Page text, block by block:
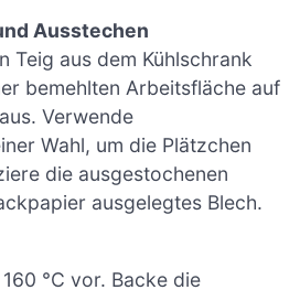
Ausstechen
Teig aus dem Kühlschrank
bemehlten Arbeitsfläche auf
Verwende
Wahl, um die Plätzchen
die ausgestochenen
ausgelegtes Blech.
°C vor. Backe die